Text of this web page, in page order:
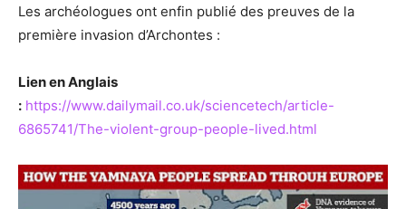
Les archéologues ont enfin publié des preuves de la
première invasion d’Archontes :
Lien en Anglais
: https://www.dailymail.co.uk/sciencetech/article-
6865741/The-violent-group-people-lived.html